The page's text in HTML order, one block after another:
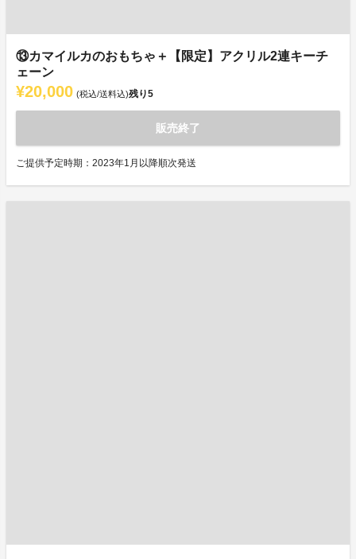
⑬カマイルカのおもちゃ＋【限定】アクリル2連キーチ
ェーン
¥20,000 (税込/送料込)残り5
販売終了
ご提供予定時期：2023年1月以降順次発送